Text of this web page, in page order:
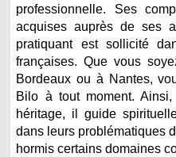
professionnelle. Ses
acquises auprès de ses
pratiquant est sollicité
françaises. Que vous
Bordeaux ou à Nantes,
Bilo à tout moment.
héritage, il guide
dans leurs problématiques
hormis certains domaines